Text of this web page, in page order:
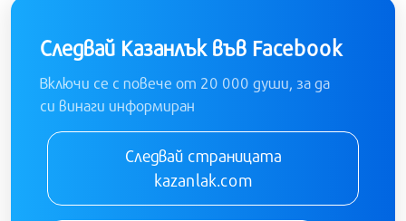
Следвай Казанлък във Facebook
Включи се с повече от 20 000 души, за да
си винаги информиран
Следвай страницата
kazanlak.com